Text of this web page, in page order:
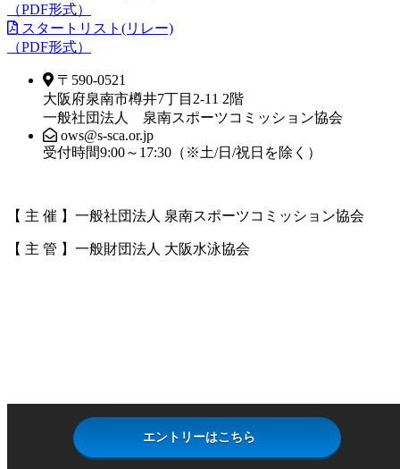
（PDF形式）
スタートリスト(リレー)
（PDF形式）
〒590-0521
大阪府泉南市樽井7丁目2-11 2階
一般社団法人 泉南スポーツコミッション協会
ows@s-sca.or.jp
受付時間9:00～17:30（※土/日/祝日を除く）​
【 主 催 】一般社団法人 泉南スポーツコミッション協会
【 主 管 】一般財団法人 大阪水泳協会
エントリーはこちら